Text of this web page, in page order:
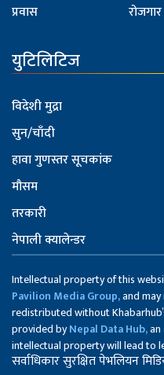
प्रवास
रोजगार
युटिलिटिज
विदेशी मुद्रा
सुन/चाँदी
हावा गुणस्तर सूचकांक
मौसम
तरकारी
नेपाली क्यालेन्डर
Intellectual property of this
Pavilion Media Group,and
redistributed without
provided byNepal Data Hub,
intellectual property will lead to
सर्वाधिकार सुरक्षित पेभलियन